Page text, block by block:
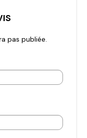
pas publiée.